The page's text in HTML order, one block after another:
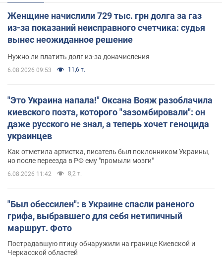
Женщине начислили 729 тыс. грн долга за газ
из-за показаний неисправного счетчика: судья
вынес неожиданное решение
Нужно ли платить долг из-за доначисления
6.08.2026 09:53 11,6 т.
"Это Украина напала!" Оксана Вояж разоблачила
киевского поэта, которого "зазомбировали": он
даже русского не знал, а теперь хочет геноцида
украинцев
Как отметила артистка, писатель был поклонником Украины,
но после переезда в РФ ему "промыли мозги"
6.08.2026 11:42 8,2 т.
"Был обессилен": в Украине спасли раненого
грифа, выбравшего для себя нетипичный
маршрут. Фото
Пострадавшую птицу обнаружили на границе Киевской и
Черкасской областей